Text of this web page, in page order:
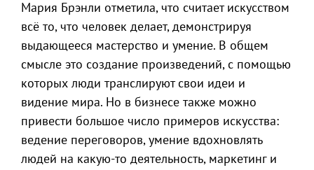
Мария Брэнли отметила, что считает искусством
всё то, что человек делает, демонстрируя
выдающееся мастерство и умение. В общем
смысле это создание произведений, с помощью
которых люди транслируют свои идеи и
видение мира. Но в бизнесе также можно
привести большое число примеров искусства:
ведение переговоров, умение вдохновлять
людей на какую-то деятельность, маркетинг и